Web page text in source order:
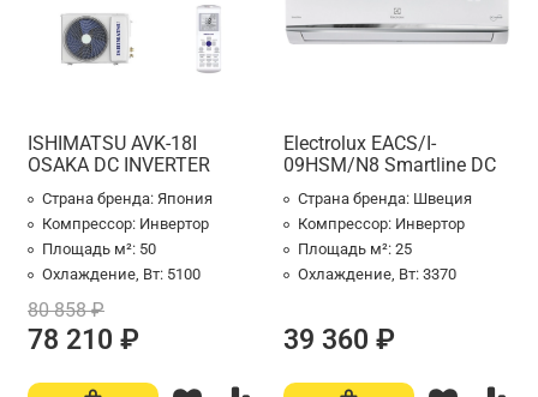
ISHIMATSU AVK-18I
OSAKA DC INVERTER
Страна бренда: Япония
Компрессор: Инвертор
Площадь м²: 50
Охлаждение, Вт: 5100
80 858 ₽
78 210 ₽
Electrolux EACS/I-
09HSM/N8 Smartline DC
Страна бренда: Швеция
Компрессор: Инвертор
Площадь м²: 25
Охлаждение, Вт: 3370
39 360 ₽